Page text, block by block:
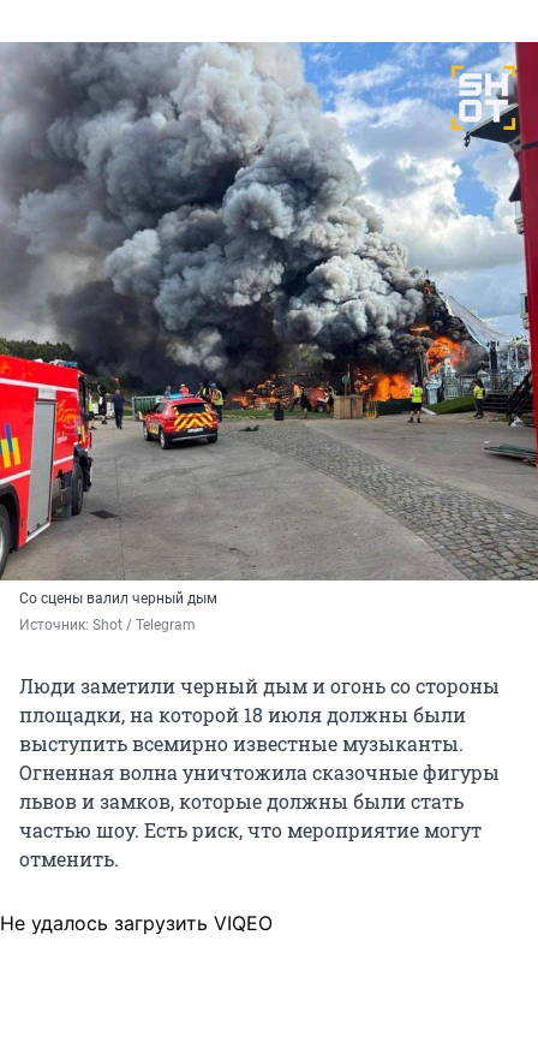
Со сцены валил черный дым
Источник: Shot / Telegram
Люди заметили черный дым и огонь со стороны
площадки, на которой 18 июля должны были
выступить всемирно известные музыканты.
Огненная волна уничтожила сказочные фигуры
львов и замков, которые должны были стать
частью шоу. Есть риск, что мероприятие могут
отменить.
Не удалось загрузить VIQEO